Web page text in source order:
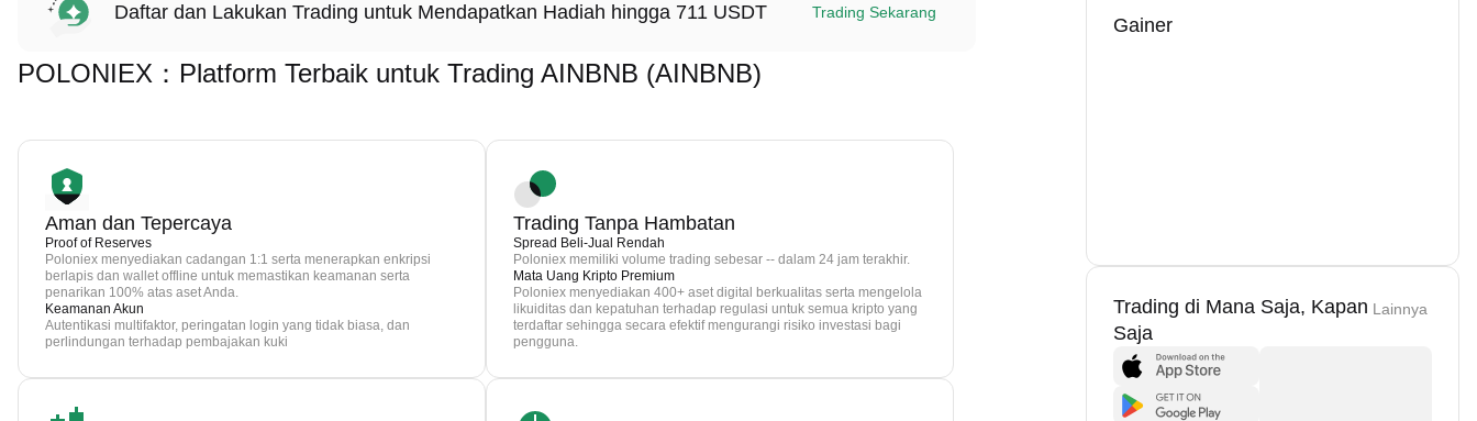
Daftar dan Lakukan Trading untuk Mendapatkan Hadiah hingga 711 USDT Trading Sekarang
POLONIEX：Platform Terbaik untuk Trading AINBNB (AINBNB)
Aman dan Tepercaya
Proof of Reserves
Poloniex menyediakan cadangan 1:1 serta menerapkan enkripsi
berlapis dan wallet offline untuk memastikan keamanan serta
penarikan 100% atas aset Anda.
Keamanan Akun
Autentikasi multifaktor, peringatan login yang tidak biasa, dan
perlindungan terhadap pembajakan kuki
Trading Tanpa Hambatan
Spread Beli-Jual Rendah
Poloniex memiliki volume trading sebesar -- dalam 24 jam terakhir.
Mata Uang Kripto Premium
Poloniex menyediakan 400+ aset digital berkualitas serta mengelola
likuiditas dan kepatuhan terhadap regulasi untuk semua kripto yang
terdaftar sehingga secara efektif mengurangi risiko investasi bagi
pengguna.
Gainer
Trading di Mana Saja, Kapan
Saja
Lainnya